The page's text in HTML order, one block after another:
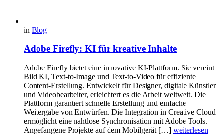
in Blog
Adobe Firefly: KI für kreative Inhalte
Adobe Firefly bietet eine innovative KI-Plattform. Sie vereint
Bild KI, Text‑to‑Image und Text‑to‑Video für effiziente
Content-Erstellung. Entwickelt für Designer, digitale Künstler
und Videobearbeiter, erleichtert es die Arbeit weltweit. Die
Plattform garantiert schnelle Erstellung und einfache
Weitergabe von Entwürfen. Die Integration in Creative Cloud
ermöglicht eine nahtlose Synchronisation mit Adobe Tools.
Angefangene Projekte auf dem Mobilgerät […] weiterlesen